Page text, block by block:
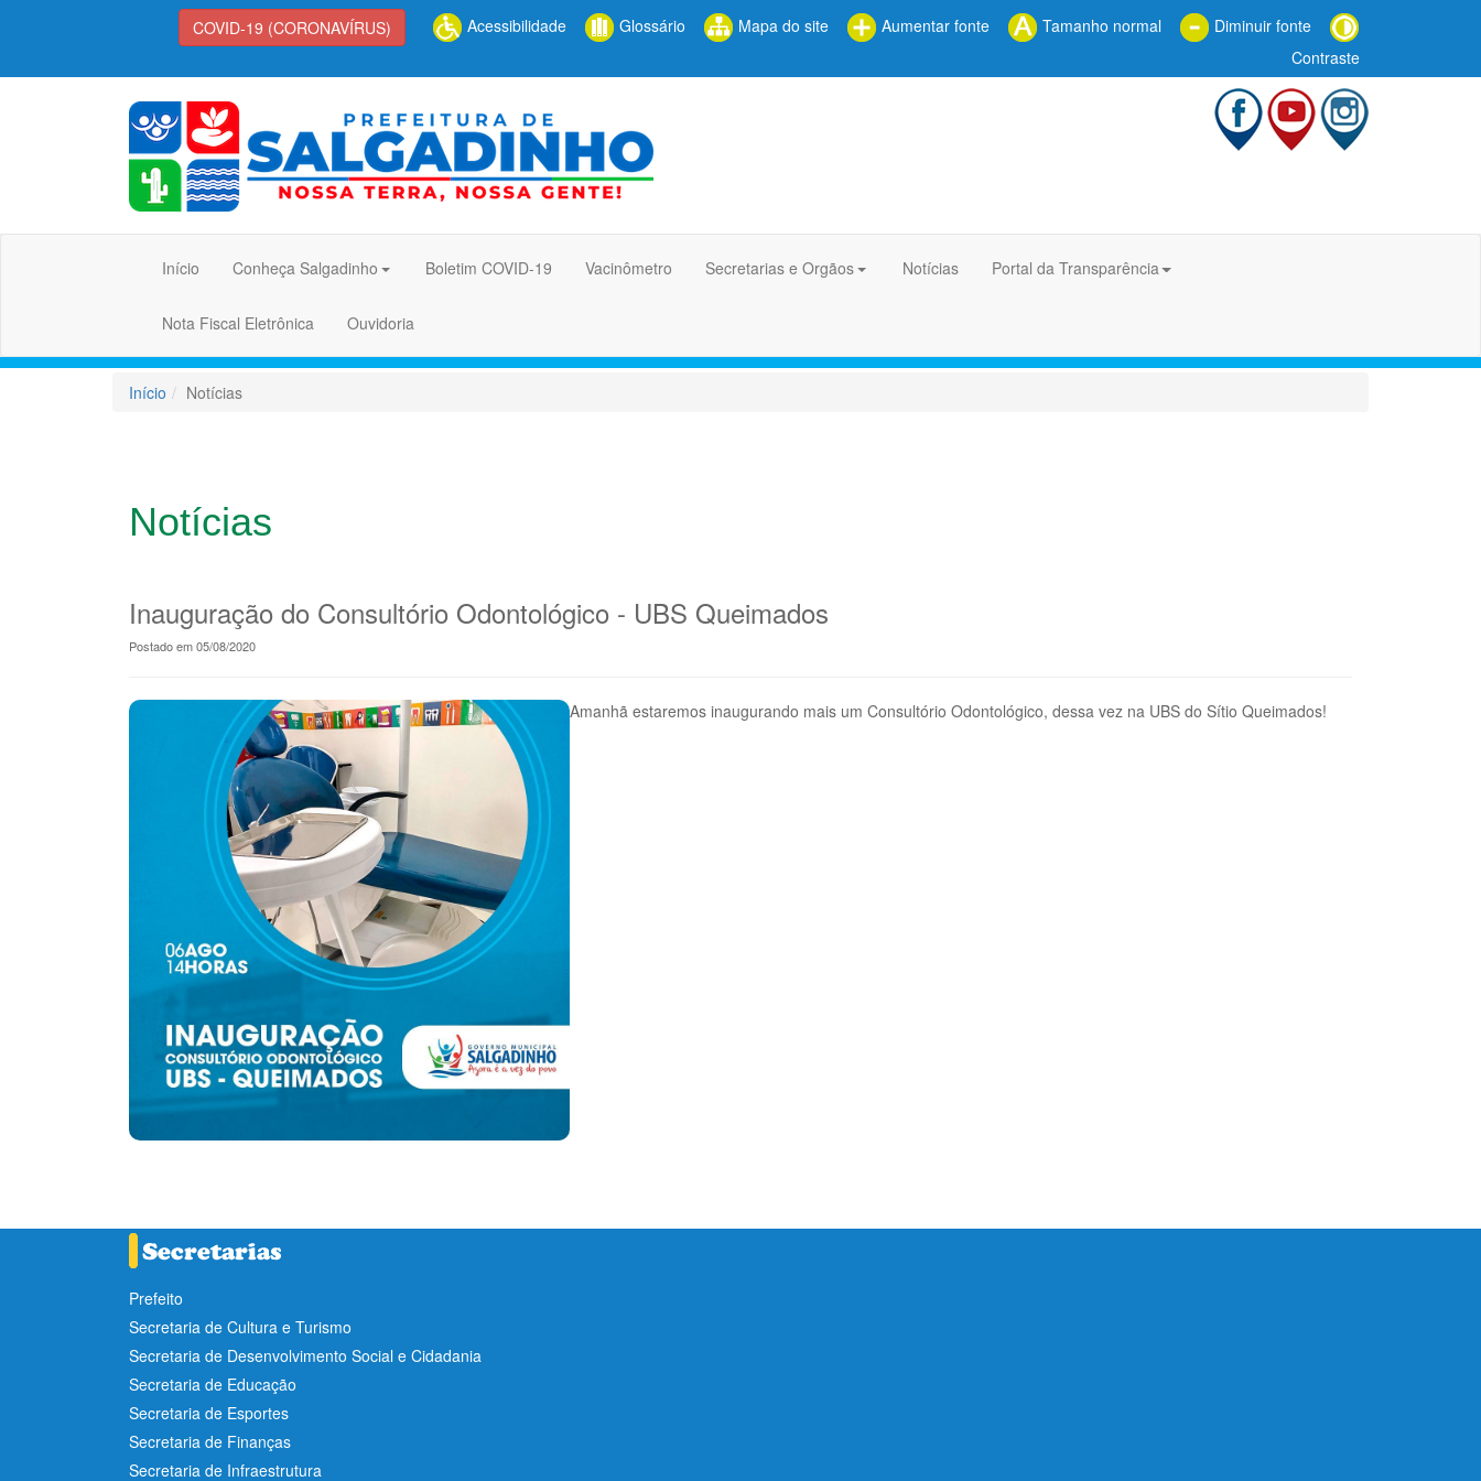
COVID-19 (CORONAVÍRUS) Acessibilidade Glossário Mapa do site Aumentar fonte Tamanho normal
Diminuir fonte
Contraste
Início Conheça Salgadinho Boletim COVID-19 Vacinômetro Secretarias e Orgãos Notícias Portal da Transparência
Nota Fiscal Eletrônica Ouvidoria
Início Notícias
Notícias
Inauguração do Consultório Odontológico - UBS Queimados
Postado em 05/08/2020
Amanhã estaremos inaugurando mais um Consultório Odontológico, dessa vez na UBS do Sítio Queimados!
Prefeito
Secretaria de Cultura e Turismo
Secretaria de Desenvolvimento Social e Cidadania
Secretaria de Educação
Secretaria de Esportes
Secretaria de Finanças
Secretaria de Infraestrutura